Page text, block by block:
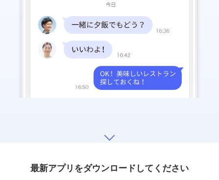
最新アプリをダウンロードしてください